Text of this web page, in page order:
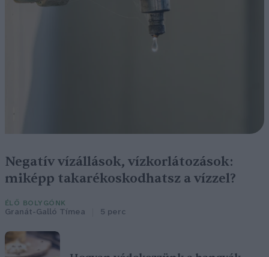
Negatív vízállások, vízkorlátozások:
miképp takarékoskodhatsz a vízzel?
ÉLŐ BOLYGÓNK
Granát-Galló Tímea 5 perc